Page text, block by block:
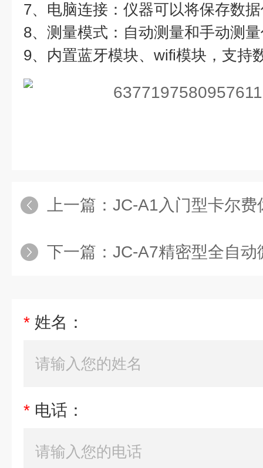
7、电脑连接：仪器可以将保存数
8、测量模式：自动测量和手动测
9、内置蓝牙模块、wifi模块，支持
上一篇： JC-A1入门型卡尔
下一篇： JC-A7精密型全自
* 姓名：
* 电话：